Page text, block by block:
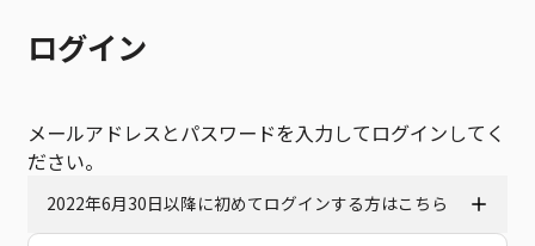
ログイン
メールアドレスとパスワードを入力してログインしてく
ださい。
2022年6月30日以降に初めてログインする方はこちら